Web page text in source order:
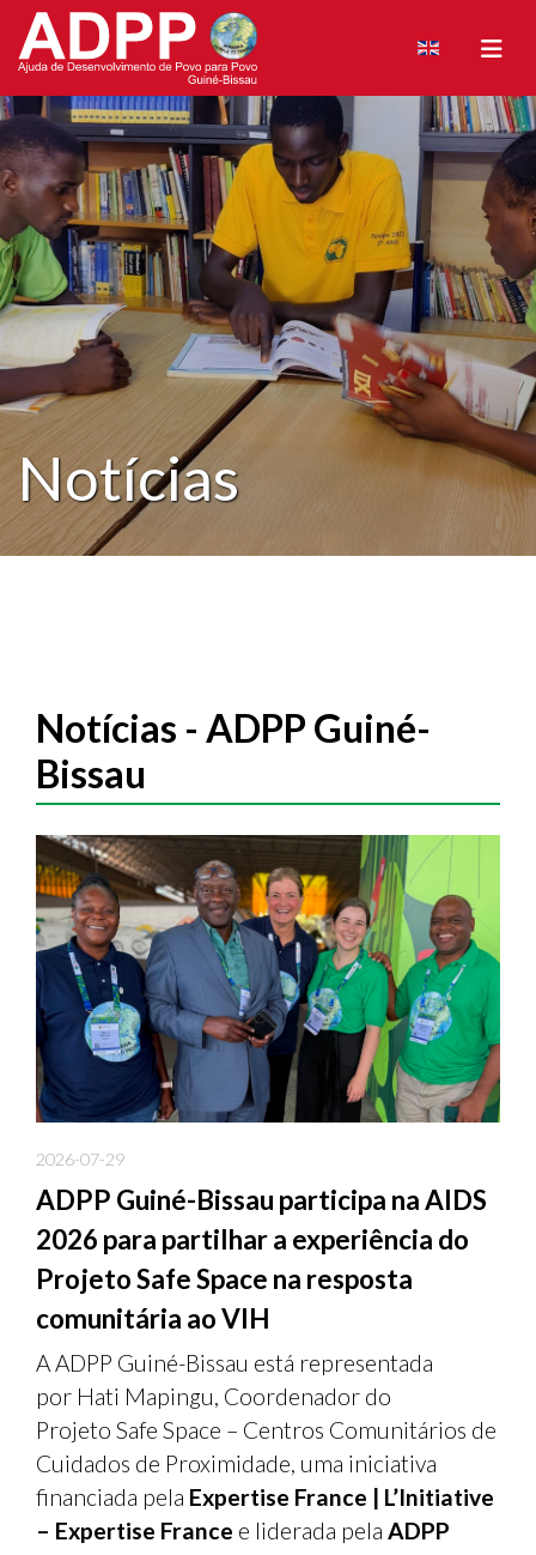
Notícias
Notícias - ADPP Guiné-
Bissau
2026-07-29
ADPP Guiné-Bissau participa na AIDS
2026 para partilhar a experiência do
Projeto Safe Space na resposta
comunitária ao VIH
A ADPP Guiné-Bissau está representada
por Hati Mapingu, Coordenador do
Projeto Safe Space – Centros Comunitários de
Cuidados de Proximidade, uma iniciativa
financiada pela Expertise France | L’Initiative
– Expertise France e liderada pela ADPP